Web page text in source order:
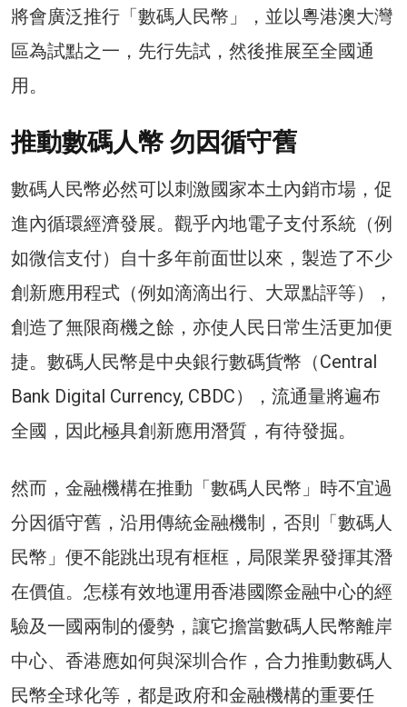
將會廣泛推行「數碼人民幣」，並以粵港澳大灣
區為試點之一，先行先試，然後推展至全國通
用。
推動數碼人幣 勿因循守舊
數碼人民幣必然可以刺激國家本土內銷市場，促
進內循環經濟發展。觀乎內地電子支付系統（例
如微信支付）自十多年前面世以來，製造了不少
創新應用程式（例如滴滴出行、大眾點評等），
創造了無限商機之餘，亦使人民日常生活更加便
捷。數碼人民幣是中央銀行數碼貨幣（Central
Bank Digital Currency, CBDC），流通量將遍布
全國，因此極具創新應用潛質，有待發掘。
然而，金融機構在推動「數碼人民幣」時不宜過
分因循守舊，沿用傳統金融機制，否則「數碼人
民幣」便不能跳出現有框框，局限業界發揮其潛
在價值。怎樣有效地運用香港國際金融中心的經
驗及一國兩制的優勢，讓它擔當數碼人民幣離岸
中心、香港應如何與深圳合作，合力推動數碼人
民幣全球化等，都是政府和金融機構的重要任